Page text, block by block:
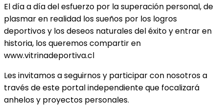
El día a día del esfuerzo por la superación personal, de
plasmar en realidad los sueños por los logros
deportivos y los deseos naturales del éxito y entrar en
historia, los queremos compartir en
www.vitrinadeportiva.cl
Les invitamos a seguirnos y participar con nosotros a
través de este portal independiente que focalizará
anhelos y proyectos personales.